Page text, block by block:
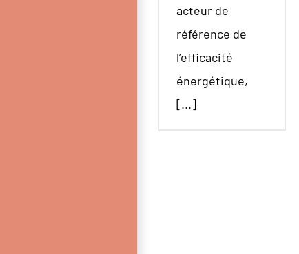
acteur de
référence de
l’efficacité
énergétique,
[...]